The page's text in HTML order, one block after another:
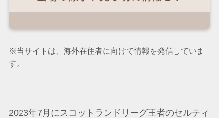
※当サイトは、海外在住者に向けて情報を発信していま
す。
2023年7月にスコットランドリーグ王者のセルティ